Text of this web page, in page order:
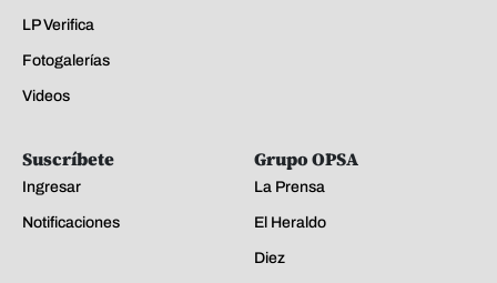
LP Verifica
Fotogalerías
Videos
Suscríbete
Ingresar
Notificaciones
Grupo OPSA
La Prensa
El Heraldo
Diez